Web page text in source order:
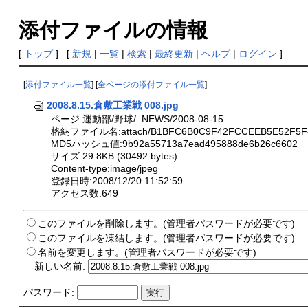
添付ファイルの情報
[ トップ] [ 新規 | 一覧| 検索| 最終更新| ヘルプ| ログイン ]
[添付ファイル一覧] [全ページの添付ファイル一覧]
2008.8.15.倉敷工業戦 008.jpg
ページ:運動部/野球/_NEWS/2008-08-15
格納ファイル名:attach/
MD5ハッシュ値:9b92a55713a7ead495888de6b26c6602
サイズ:29.8KB (30492 bytes)
Content-type:image/jpeg
登録日時:2008/12/20 11:52:59
アクセス数:649
このファイルを削除します。(管理者パスワードが必要です)
このファイルを凍結します。(管理者パスワードが必要です)
名前を変更します。(管理者パスワードが必要です)
新しい名前:
パスワード: